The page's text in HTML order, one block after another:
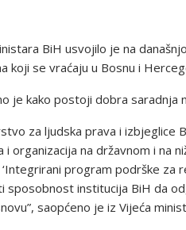
BiH usvojilo je na
koji se vraćaju u Bosnu i
je kako postoji dobra saradnja
za ljudska prava i izbjeglice
i organizacija na državnom i na
program podrške za
sposobnost institucija BiH da
saopćeno je iz Vijeća